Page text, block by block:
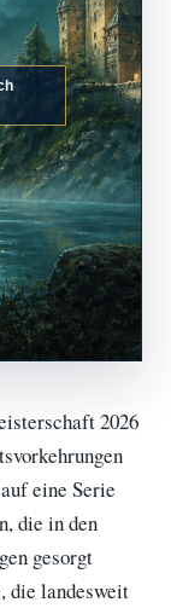
2026
eine Serie
die in den
gesorgt
die landesweit